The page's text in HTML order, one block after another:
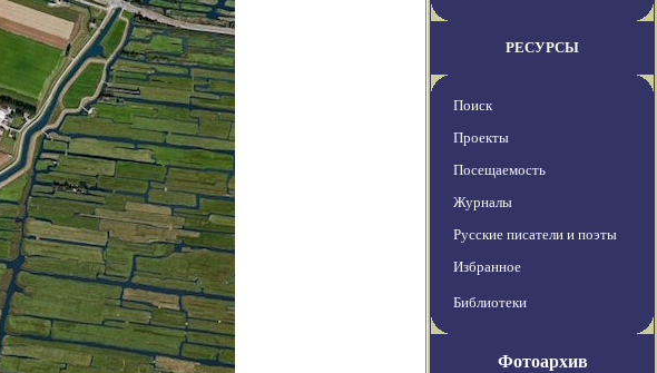
РЕСУРСЫ
Поиск
Проекты
Посещаемость
Журналы
Русские писатели и поэты
Избранное
Библиотеки
Фотоархив